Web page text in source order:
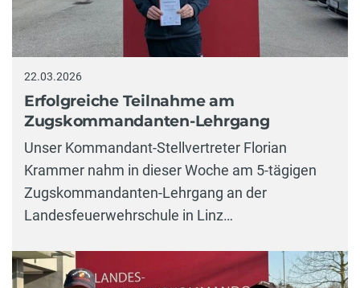
22.03.2026
Erfolgreiche Teilnahme am
Zugskommandanten-Lehrgang
Unser Kommandant-Stellvertreter Florian
Krammer nahm in dieser Woche am 5-tägigen
Zugskommandanten-Lehrgang an der
Landesfeuerwehrschule in Linz…